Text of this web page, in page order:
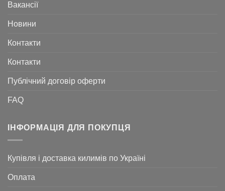
Вакансії
Новини
Контакти
Контакти
Публічний договір оферти
FAQ
ІНФОРМАЦІЯ ДЛЯ ПОКУПЦЯ
Купівля і доставка килимів по Україні
Оплата